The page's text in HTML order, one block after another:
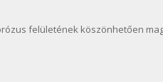
felületének köszönhetően